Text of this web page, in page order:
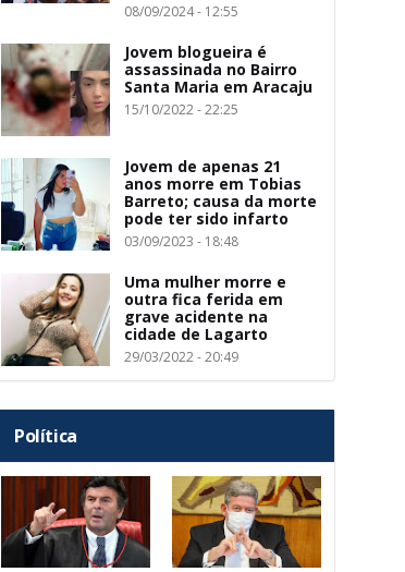
08/09/2024 - 12:55
Jovem blogueira é
assassinada no Bairro
Santa Maria em Aracaju
15/10/2022 - 22:25
Jovem de apenas 21
anos morre em Tobias
Barreto; causa da morte
pode ter sido infarto
03/09/2023 - 18:48
Uma mulher morre e
outra fica ferida em
grave acidente na
cidade de Lagarto
29/03/2022 - 20:49
Política